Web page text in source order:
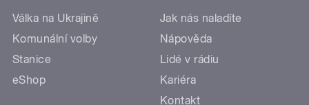
Válka na Ukrajině
Komunální volby
Stanice
eShop
Jak nás naladíte
Nápověda
Lidé v rádiu
Kariéra
Kontakt